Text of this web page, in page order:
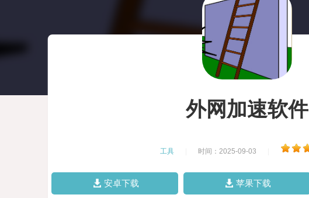
外网加速软件
工具 时间：2025-09-03
安卓下载 苹果下载